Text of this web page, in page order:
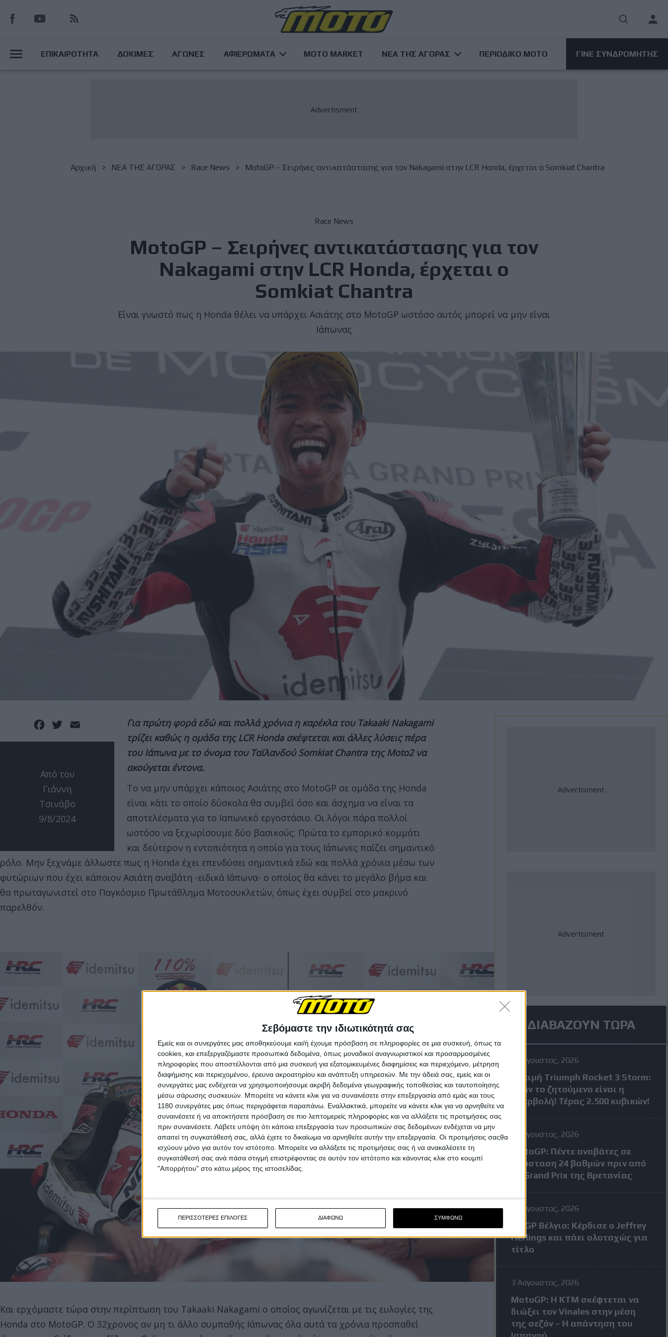
Σεβόμαστε την ιδιωτικότητά σας
Εμείς και οι συνεργάτες μας αποθηκεύουμε και/ή έχουμε πρόσβαση σε πληροφορίες σε μια συσκευή, όπως τα
cookies, και επεξεργαζόμαστε προσωπικά δεδομένα, όπως μοναδικοί αναγνωριστικοί και προσαρμοσμένες
πληροφορίες που αποστέλλονται από μια συσκευή για εξατομικευμένες διαφημίσεις και περιεχόμενο, μέτρηση
διαφήμισης και περιεχομένου, έρευνα ακροατηρίου και ανάπτυξη υπηρεσιών. Με την άδειά σας, εμείς και οι
συνεργάτες μας ενδέχεται να χρησιμοποιήσουμε ακριβή δεδομένα γεωγραφικής τοποθεσίας και ταυτοποίησης
μέσω σάρωσης συσκευών. Μπορείτε να κάνετε κλικ για να συναινέσετε στην επεξεργασία από εμάς και τους
1180 συνεργάτες μας όπως περιγράφεται παραπάνω. Εναλλακτικά, μπορείτε να κάνετε κλικ για να αρνηθείτε να
συναινέσετε ή να αποκτήσετε πρόσβαση σε πιο λεπτομερείς πληροφορίες και να αλλάξετε τις προτιμήσεις σας
πριν συναινέσετε. Λάβετε υπόψη ότι κάποια επεξεργασία των προσωπικών σας δεδομένων ενδέχεται να μην
απαιτεί τη συγκατάθεσή σας, αλλά έχετε το δικαίωμα να αρνηθείτε αυτήν την επεξεργασία. Οι προτιμήσεις σαςθα
ισχύουν μόνο για αυτόν τον ιστότοπο. Μπορείτε να αλλάξετε τις προτιμήσεις σας ή να ανακαλέσετε τη
συγκατάθεσή σας ανά πάσα στιγμή επιστρέφοντας σε αυτόν τον ιστότοπο και κάνοντας κλικ στο κουμπί
"Απορρήτου" στο κάτω μέρος της ιστοσελίδας.
ΠΕΡΙΣΣΟΤΕΡΕΣ ΕΠΙΛΟΓΕΣ ΔΙΑΦΩΝΩ ΣΥΜΦΩΝΩ
προς
κυρίως
User
MainΕΠΙΚΑΙΡΟΤΗΤΑ ΔΟΚΙΜΕΣ ΑΓΩΝΕΣ ΑΦΙΕΡΩΜΑΤΑ MOTO MARKET ΝΕΑ ΤΗΣ ΑΓΟΡΑΣ ΠΕΡΙΟΔΙΚΟ ΜΟΤΟ ΓΙΝΕ ΣΥΝΔΡΟΜΗΤΗΣ
Breadcrumb
Αρχική NΕΑ ΤΗΣ ΑΓΟΡΑΣ Race News MotoGP – Σειρήνες αντικατάστασης για τον Nakagami στην LCR Honda, έρχεται ο Somkiat Chantra
Race News
MotoGP – Σειρήνες αντικατάστασης για τον
Nakagami στην LCR Honda, έρχεται ο
Somkiat Chantra
Είναι γνωστό πως η Honda θέλει να υπάρχει Ασιάτης στο MotoGP ωστόσο αυτός μπορεί να μην είναι
Ιάπωνας
Facebook
Twitter
Από τον
Γιάννη
Τσινάβο
9/8/2024
Για πρώτη φορά εδώ και πολλά χρόνια η καρέκλα του Takaaki Nakagami
τρίζει καθώς η ομάδα της LCR Honda σκέφτεται και άλλες λύσεις πέρα
του Ιάπωνα με το όνομα του Ταϊλανδού Somkiat Chantra της Moto2 να
ακούγεται έντονα.
Το να μην υπάρχει κάποιος Ασιάτης στο MotoGP σε ομάδα της Honda
είναι κάτι το οποίο δύσκολα θα συμβεί όσο και άσχημα να είναι τα
αποτελέσματα για το Ιαπωνικό εργοστάσιο. Οι λόγοι πάρα πολλοί
ωστόσο να ξεχωρίσουμε δύο βασικούς: Πρώτα το εμπορικό κομμάτι
και δεύτερον η εντοπιότητα η οποία για τους Ιάπωνες παίζει σημαντικό
ρόλο. Μην ξεχνάμε άλλωστε πως η Honda έχει επενδύσει σημαντικά εδώ και πολλά χρόνια μέσω των
φυτώριων που έχει κάποιον Ασιάτη αναβάτη -ειδικά Ιάπωνα- ο οποίος θα κάνει το μεγάλο βήμα και
θα πρωταγωνιστεί στο Παγκόσμιο Πρωτάθλημα Μοτοσυκλετών, όπως έχει συμβεί στο μακρινό
παρελθόν.
Και ερχόμαστε τώρα στην περίπτωση του Takaaki Nakagami ο οποίος αγωνίζεται με τις ευλογίες της
Honda στο MotoGP. Ο 32χρονος αν μη τι άλλο συμπαθής Ιάπωνας όλα αυτά τα χρόνια προσπαθεί
ΔΙΑΒΑΖΟΥΝ ΤΩΡΑ
4 Αύγουστος, 2026
Δοκιμή Triumph Rocket 3 Storm:
Όταν το ζητούμενο είναι η
υπερβολή! Τέρας 2.500 κυβικών!
4 Αύγουστος, 2026
MotoGP: Πέντε αναβάτες σε
απόσταση 24 βαθμών πριν από
το Grand Prix της Βρετανίας
3 Αύγουστος, 2026
MXGP Βέλγιο: Κέρδισε ο Jeffrey
Herlings και πάει ολοταχώς για
τίτλο
3 Αύγουστος, 2026
MotoGP: Η KTM σκέφτεται να
διώξει τον Vinales στην μέση
της σεζόν – Η απάντηση του